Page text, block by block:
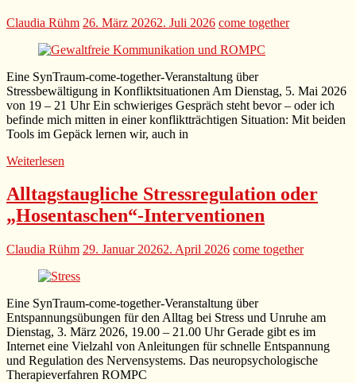
Claudia Rühm 26. März 20262. Juli 2026 come together
Eine SynTraum-come-together-Veranstaltung über
Stressbewältigung in Konfliktsituationen Am Dienstag, 5. Mai 2026
von 19 – 21 Uhr Ein schwieriges Gespräch steht bevor – oder ich
befinde mich mitten in einer konfliktträchtigen Situation: Mit beiden
Tools im Gepäck lernen wir, auch in
Weiterlesen
Alltagstaugliche Stressregulation oder
„Hosentaschen“-Interventionen
Claudia Rühm 29. Januar 20262. April 2026 come together
Eine SynTraum-come-together-Veranstaltung über
Entspannungsübungen für den Alltag bei Stress und Unruhe am
Dienstag, 3. März 2026, 19.00 – 21.00 Uhr Gerade gibt es im
Internet eine Vielzahl von Anleitungen für schnelle Entspannung
und Regulation des Nervensystems. Das neuropsychologische
Therapieverfahren ROMPC